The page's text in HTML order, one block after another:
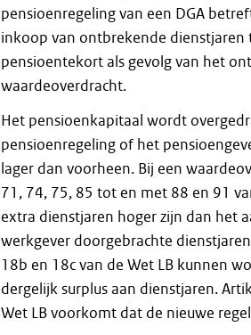
pensioenregeling van een DGA
inkoop van ontbrekende dienstjaren
pensioentekort als gevolg van het
waardeoverdracht.
Het pensioenkapitaal wordt
pensioenregeling of het
lager dan voorheen. Bij een
71, 74, 75, 85 tot en met 88 en 91
extra dienstjaren hoger zijn dan het
werkgever doorgebrachte
18b en 18c van de Wet LB kunnen
dergelijk surplus aan dienstjaren.
Wet LB voorkomt dat de nieuwe